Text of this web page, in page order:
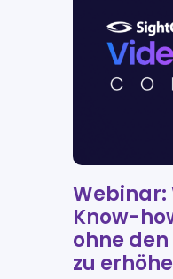
Webinar:
Know-
ohne
zu